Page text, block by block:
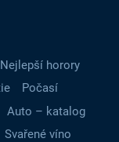
Nejlepší horory
Počasí
Auto – katalog
Svařené víno